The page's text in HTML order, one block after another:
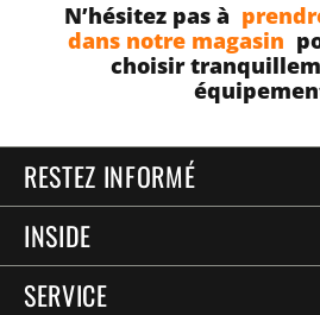
N’hésitez pas à
dans notre magasin
choisir
RESTEZ INFORMÉ
INSIDE
SERVICE